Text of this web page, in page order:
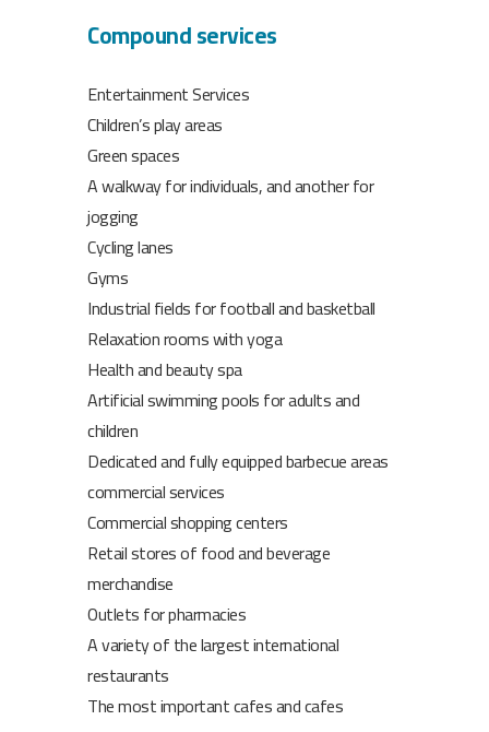
Compound services
Entertainment Services
Children’s play areas
Green spaces
A walkway for individuals, and another for
jogging
Cycling lanes
Gyms
Industrial fields for football and basketball
Relaxation rooms with yoga
Health and beauty spa
Artificial swimming pools for adults and
children
Dedicated and fully equipped barbecue areas
commercial services
Commercial shopping centers
Retail stores of food and beverage
merchandise
Outlets for pharmacies
A variety of the largest international
restaurants
The most important cafes and cafes